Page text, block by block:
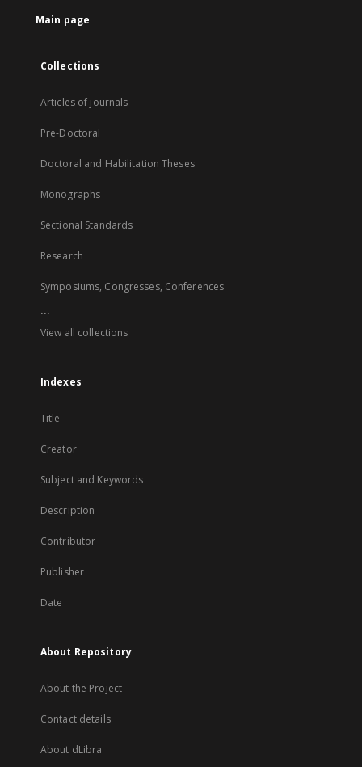
Main page
Collections
Articles of journals
Pre-Doctoral
Doctoral and Habilitation Theses
Monographs
Sectional Standards
Research
Symposiums, Congresses, Conferences
...
View all collections
Indexes
Title
Creator
Subject and Keywords
Description
Contributor
Publisher
Date
About Repository
About the Project
Contact details
About dLibra